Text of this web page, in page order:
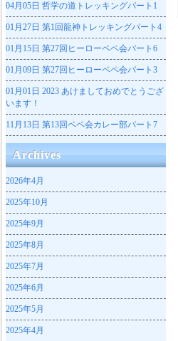
04月05日 哲学の道トレッキングパート1
01月27日 第1回龍神トレッキングパート4
01月15日 第27回ヒーローペペ会パート6
01月09日 第27回ヒーローペペ会パート3
01月01日 2023 あけましておめでとうござ
います！
11月13日 第13回ペペ会カレー部パート7
Archives
2026年4月
2025年10月
2025年9月
2025年8月
2025年7月
2025年6月
2025年5月
2025年4月